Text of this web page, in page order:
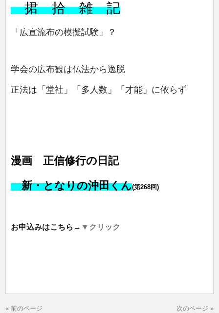
捃拾 雑 記
「広宣流布の模擬試験」？
学会の広布観は仏法から逸脱
正法は「堂社」「多人数」「才能」に依らず
漫画 正信修行の日記
新・となりの沖田くん(第268回)
お申込みはこちら→ ▼クリック
« 前のページ 次のページ »